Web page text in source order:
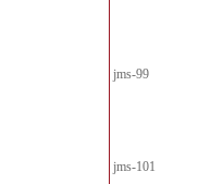
jms-99
jms-101